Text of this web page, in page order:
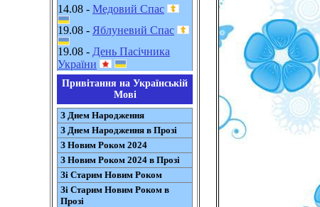
14.08 - Медовий Спас
19.08 - Яблуневий Спас
19.08 - День Пасічника
України
Привітання на Українській
Мові
З Днем Народження
З Днем Народження в Прозі
З Новим Роком 2024
З Новим Роком 2024 в Прозі
Зі Старим Новим Роком
Зі Старим Новим Роком в
Прозі